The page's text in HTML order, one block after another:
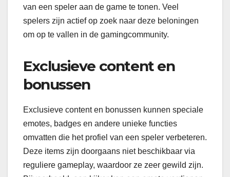
van een speler aan de game te tonen. Veel
spelers zijn actief op zoek naar deze beloningen
om op te vallen in de gamingcommunity.
Exclusieve content en
bonussen
Exclusieve content en bonussen kunnen speciale
emotes, badges en andere unieke functies
omvatten die het profiel van een speler verbeteren.
Deze items zijn doorgaans niet beschikbaar via
reguliere gameplay, waardoor ze zeer gewild zijn.